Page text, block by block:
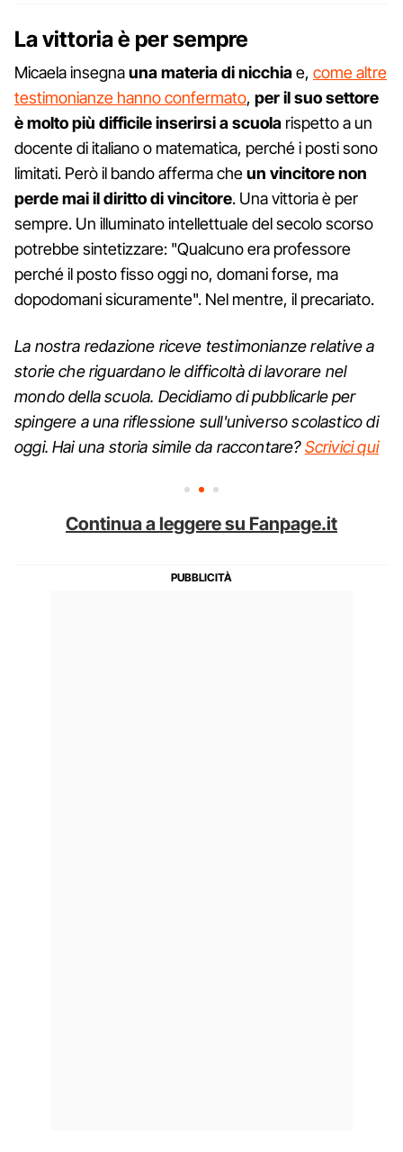
La vittoria è per sempre
Micaela insegnauna materia di nicchiae, come altre
testimonianze hanno confermato, per il suo settore
è molto più difficile inserirsi a scuola rispetto a un
docente di italiano o matematica, perché i posti sono
limitati. Però il bando afferma cheun vincitore non
perde mai il diritto di vincitore. Una vittoria è per
sempre. Un illuminato intellettuale del secolo scorso
potrebbe sintetizzare: "Qualcuno era professore
perché il posto fisso oggi no, domani forse, ma
dopodomani sicuramente". Nel mentre, il precariato.
La nostra redazione riceve testimonianze relative a
storie che riguardano le difficoltà di lavorare nel
mondo della scuola. Decidiamo di pubblicarle per
spingere a una riflessione sull'universo scolastico di
oggi. Hai una storia simile da raccontare?Scrivici qui
Continua a leggere su Fanpage.it